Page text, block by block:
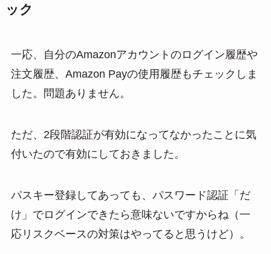
ック
一応、自分のAmazonアカウントのログイン履歴や
注文履歴、Amazon Payの使用履歴もチェックしま
した。問題ありません。
ただ、2段階認証が有効になってなかったことに気
付いたので有効にしておきました。
パスキー登録してあっても、パスワード認証「だ
け」でログインできたら意味ないですからね（一
応リスクベースの対策はやってると思うけど）。